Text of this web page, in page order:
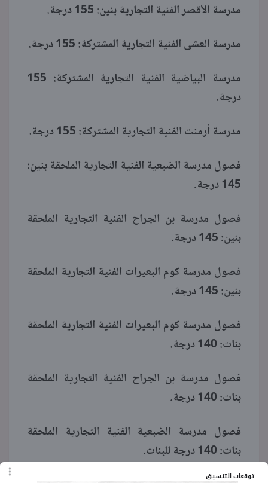
توقعات التنسيق
مدرسة الأقصر الفنية التجارية بنين: 155 درجة.
مدرسة العشى الفنية التجارية المشتركة: 155 درجة.
مدرسة البياضية الفنية التجارية المشتركة: 155
درجة.
مدرسة أرمنت الفنية التجارية المشتركة: 155 درجة.
فصول مدرسة الضبعية الفنية التجارية الملحقة بنين:
145 درجة.
فصول مدرسة بن الجراح الفنية التجارية الملحقة
بنين: 145 درجة.
فصول مدرسة كوم البعيرات الفنية التجارية الملحقة
بنين: 145 درجة.
فصول مدرسة كوم البعيرات الفنية التجارية الملحقة
بنات: 140 درجة.
فصول مدرسة بن الجراح الفنية التجارية الملحقة
بنات: 140 درجة.
فصول مدرسة الضبعية الفنية التجارية الملحقة
بنات: 140 درجة للبنات.